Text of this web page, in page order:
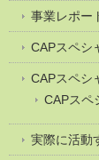
事業レポー
CAPスペシ
CAPスペシ
CAPスペ
実際に活動